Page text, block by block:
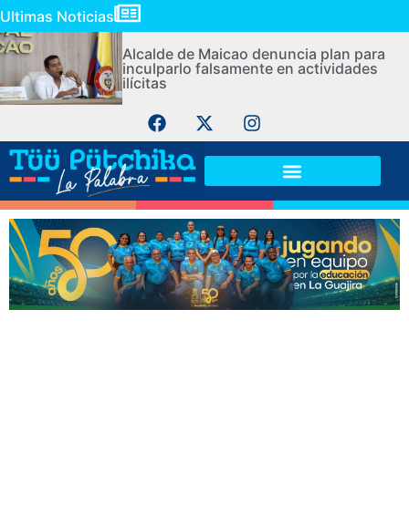
Ultimas Noticias
Alcalde de Maicao denuncia plan para
inculparlo falsamente en actividades
ilícitas